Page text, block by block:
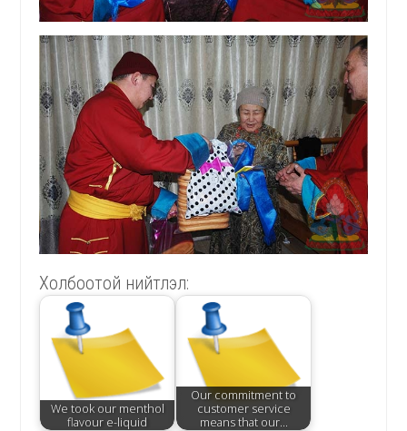
Холбоотой нийтлэл:
We took our menthol
flavour e-liquid
Our commitment to
customer service
means that our…